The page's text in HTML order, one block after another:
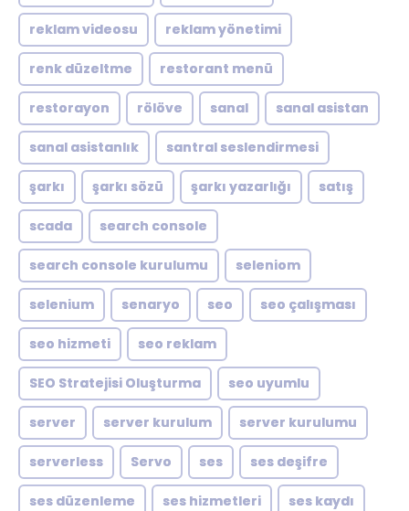
reklam videosu reklam yönetimi
renk düzeltme restorant menü
restorayon rölöve sanal sanal asistan
sanal asistanlık santral seslendirmesi
şarkı şarkı sözü şarkı yazarlığı satış
scada search console
search console kurulumu seleniom
selenium senaryo seo seo çalışması
seo hizmeti seo reklam
SEO Stratejisi Oluşturma seo uyumlu
server server kurulum server kurulumu
serverless Servo ses ses deşifre
ses düzenleme ses hizmetleri ses kaydı